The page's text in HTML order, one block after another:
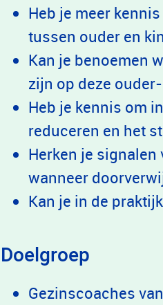
Heb je meer
tussen ouder en
Kan je benoemen
zijn op deze
Heb je kennis om
reduceren en het
Herken je
wanneer
Kan je in de
Doelgroep
Gezinscoaches